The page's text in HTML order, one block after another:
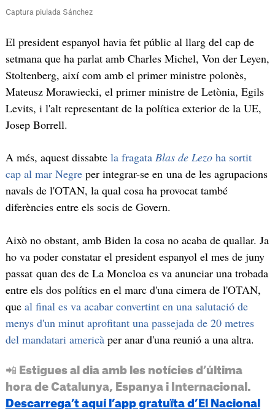
Captura piulada Sánchez
El president espanyol havia fet públic al llarg del cap de
setmana que ha parlat amb Charles Michel, Von der Leyen,
Stoltenberg, així com amb el primer ministre polonès,
Mateusz Morawiecki, el primer ministre de Letònia, Egils
Levits, i l'alt representant de la política exterior de la UE,
Josep Borrell.
A més, aquest dissabte la fragata Blas de Lezo ha sortit
cap al mar Negreper integrar-se en una de les agrupacions
navals de l'OTAN, la qual cosa ha provocat també
diferències entre els socis de Govern.
Això no obstant, amb Biden la cosa no acaba de quallar. Ja
ho va poder constatar el president espanyol el mes de juny
passat quan des de La Moncloa es va anunciar una trobada
entre els dos polítics en el marc d'una cimera de l'OTAN,
que al final es va acabar convertint en una salutació de
menys d'un minut aprofitant una passejada de 20 metres
del mandatari americàper anar d'una reunió a una altra.
📲 Estigues al dia amb les notícies d’última
hora de Catalunya, Espanya i Internacional.
Descarrega’t aquí l’app gratuïta d’El Nacional